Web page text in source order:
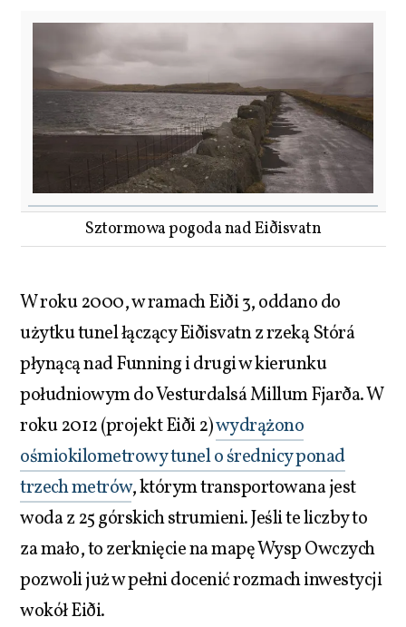
Sztormowa pogoda nad Eiðisvatn
W roku 2000, w ramach Eiði 3, oddano do
użytku tunel łączący Eiðisvatn z rzeką Stórá
płynącą nad Funning i drugi w kierunku
południowym do Vesturdalsá Millum Fjarða. W
roku 2012 (projekt Eiði 2)wydrążono
ośmiokilometrowy tunel o średnicy ponad
trzech metrów, którym transportowana jest
woda z 25 górskich strumieni. Jeśli te liczby to
za mało, to zerknięcie na mapę Wysp Owczych
pozwoli już w pełni docenić rozmach inwestycji
wokół Eiði.